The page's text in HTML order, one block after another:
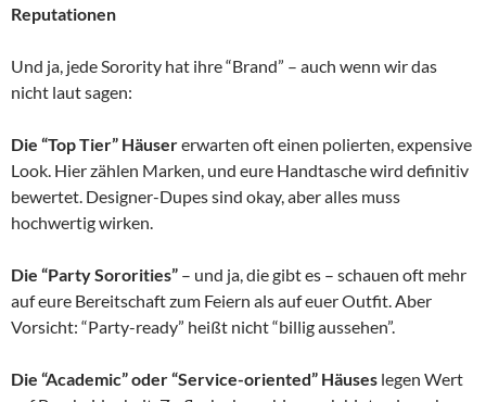
Reputationen
Und ja, jede Sorority hat ihre “Brand” – auch wenn wir das
nicht laut sagen:
Die “Top Tier” Häusererwarten oft einen polierten, expensive
Look. Hier zählen Marken, und eure Handtasche wird definitiv
bewertet. Designer-Dupes sind okay, aber alles muss
hochwertig wirken.
Die “Party Sororities” – und ja, die gibt es – schauen oft mehr
auf eure Bereitschaft zum Feiern als auf euer Outfit. Aber
Vorsicht: “Party-ready” heißt nicht “billig aussehen”.
Die “Academic” oder “Service-oriented” Häuses legen Wert